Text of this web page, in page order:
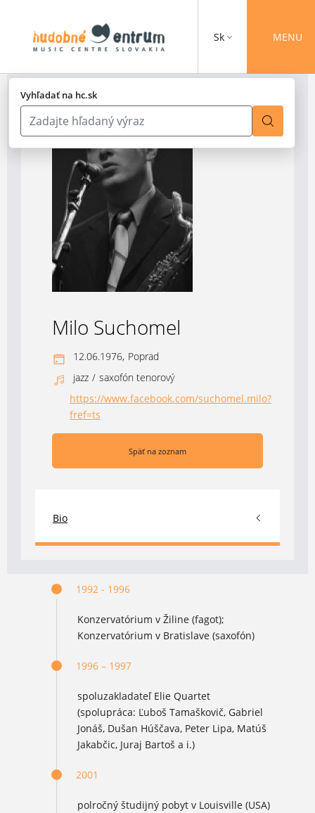
Vyhľadať na hc.sk
Sk MENU
Milo Suchomel
12.06.1976, Poprad
jazz / saxofón tenorový
https://www.facebook.com/suchomel.milo?
fref=ts
(otvorí sa v novom okne)
Späť na zoznam
Bio
1992 - 1996
Konzervatórium v Žiline (fagot);
Konzervatórium v Bratislave (saxofón)
1996 – 1997
spoluzakladateľ Elie Quartet
(spolupráca: Ľuboš Tamaškovič, Gabriel
Jonáš, Dušan Húščava, Peter Lipa, Matúš
Jakabčic, Juraj Bartoš a i.)
2001
polročný študijný pobyt v Louisville (USA)